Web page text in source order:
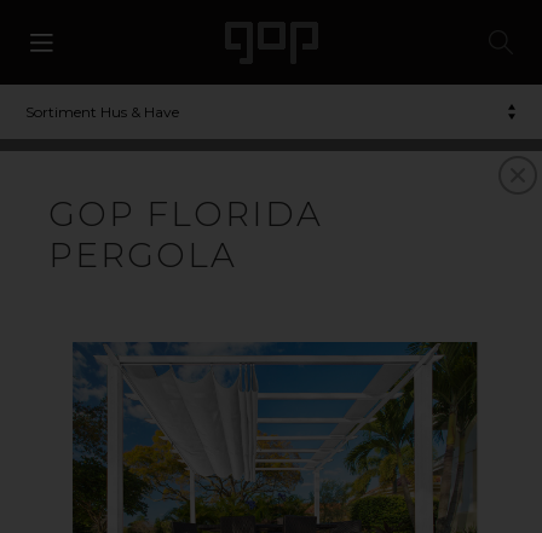
Sortiment Hus & Have
GOP FLORIDA
PERGOLA
PERGOLA
Et sted for afslapning, der giver både plads, skygge og
læ. Med en pergola kan du nemt skabe din egen oase i
din have. Monter din pergola på terrassen eller helt
fritstående i din have.